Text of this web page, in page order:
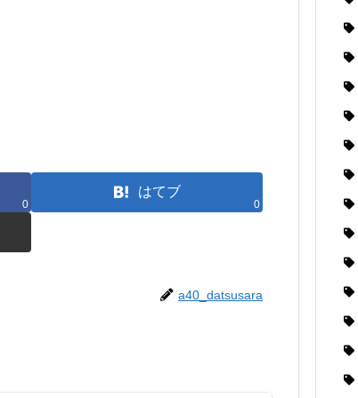
0
はてブ
0
a40_datsusara